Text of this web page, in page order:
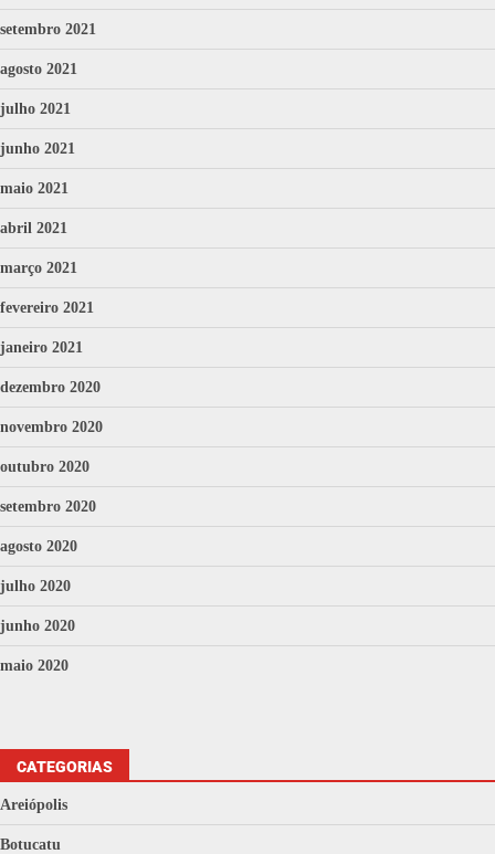
setembro 2021
agosto 2021
julho 2021
junho 2021
maio 2021
abril 2021
março 2021
fevereiro 2021
janeiro 2021
dezembro 2020
novembro 2020
outubro 2020
setembro 2020
agosto 2020
julho 2020
junho 2020
maio 2020
CATEGORIAS
Areiópolis
Botucatu